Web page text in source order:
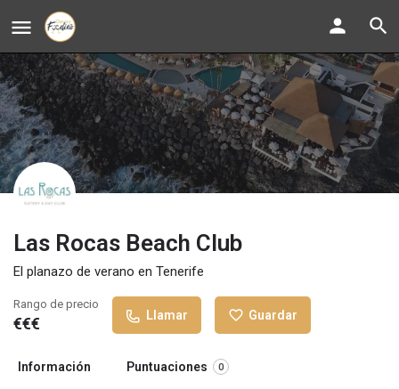
Las Rocas Beach Club
El planazo de verano en Tenerife
Rango de precio
€€€ Llamar Guardar
Información Puntuaciones 0